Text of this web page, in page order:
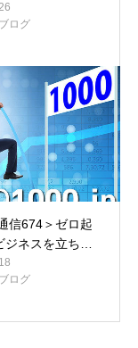
ログ
信674＞ゼロ起
ジネスを立ち…
ログ